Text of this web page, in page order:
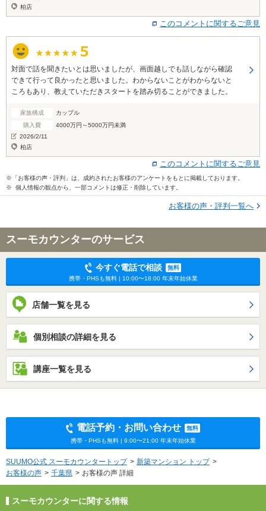
柏店
このコメントに関するご意見
対面で話を聞きたいとは思いましたが、画面越しでも話しながら確認
できて行って良かったと思いました。わからないことがわからないと
ころもあり、教えていただきスタートを踏み切ることができました。
家族構成
カップル
購入費
4000万円～5000万円未満
2026/2/11
柏店
このコメントに関するご意見
※「お客様の声・評判」は、成約されたお客様のアンケートをもとに掲載しております。
※ 個人情報の観点から、一部コメントは修正・削除しています。
お客様の声・評判一覧へ
スーモカウンターのサービス
今すぐ電話で相談
無料
携帯・PHSも無料 | 10:00〜18:00 年末年始休業
店舗一覧を見る
個別相談の詳細を見る
講座一覧を見る
電話予約・お問い合わせ
無料
携帯・PHSも無料 | 9:00〜21:00 年末年始休業
SUUMO公式 スーモカウンタートップ
新築マンション トップ
お客様の声
千葉県 お客様の声 詳細
スーモカウンターに関する情報